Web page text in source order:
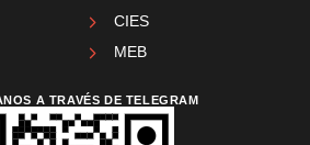
CIES
MEB
A TRAVÉS DE TELEGRAM